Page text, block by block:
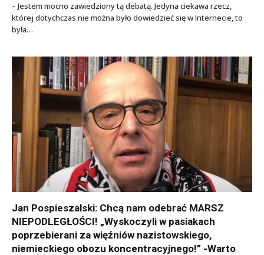
– Jestem mocno zawiedziony tą debatą. Jedyna ciekawa rzecz,
której dotychczas nie można było dowiedzieć się w Internecie, to
była…
Jan Pospieszalski: Chcą nam odebrać MARSZ
NIEPODLEGŁOŚCI! „Wyskoczyli w pasiakach
poprzebierani za więźniów nazistowskiego,
niemieckiego obozu koncentracyjnego!” -Warto